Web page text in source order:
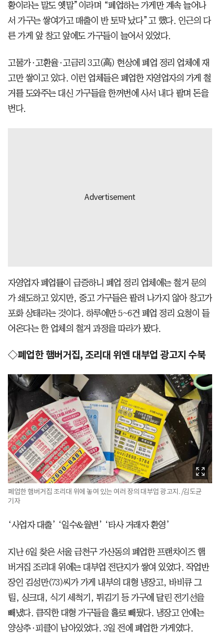
황이라는 말도 옛말”이라며 “폐업하는 가게만 계속 늘어나
서 가구는 쌓여가고 매출이 반 토막 났다”고 했다. 인근의 다
른 가게 앞 창고 앞에도 가구들이 늘어서 있었다.
고물가·고환율·고금리 3고(高) 현상에 폐업 정리 업체에 재
고만 쌓이고 있다. 이런 업체들은 폐업한 자영업자의 가게 철
거를 도와주는 대신 가구들을 한꺼번에 사서 내다 팔며 돈을
번다.
자영업자 폐업률이 급증하니 폐업 정리 업체에는 철거 문의
가 쇄도하고 있지만, 중고 가구들은 팔려 나가지 않아 창고가
포화 상태라는 것이다. 하루에만 5~6건 폐업 정리 요청이 들
어온다는 한 업체의 철거 과정을 따라가 봤다.
◇폐업한 햄버거집, 조리대 위엔 대부업 광고지 수북
폐업한 햄버거집 조리대 위에 놓여 있는 여러 장의 대부업 광고지. /김도균
기자
‘사업자 대출’ ‘일수&월변’ ‘타사 거래자 환영’
지난 6일 찾은 서울 금천구 가산동의 폐업한 프랜차이즈 햄
버거집 조리대 위에는 대부업 전단지가 쌓여 있었다. 작업반
장인 김성만(73)씨가 가게 내부의 대형 냉장고, 바비큐 그
릴, 싱크대, 식기 세척기, 튀김기 등 가구에 달린 전기선을
빼냈다. 큼직한 대형 가구들을 홀로 빼뒀다. 냉장고 안에는
양상추·피클이 남아있었다. 3일 전에 폐업한 가게였다.